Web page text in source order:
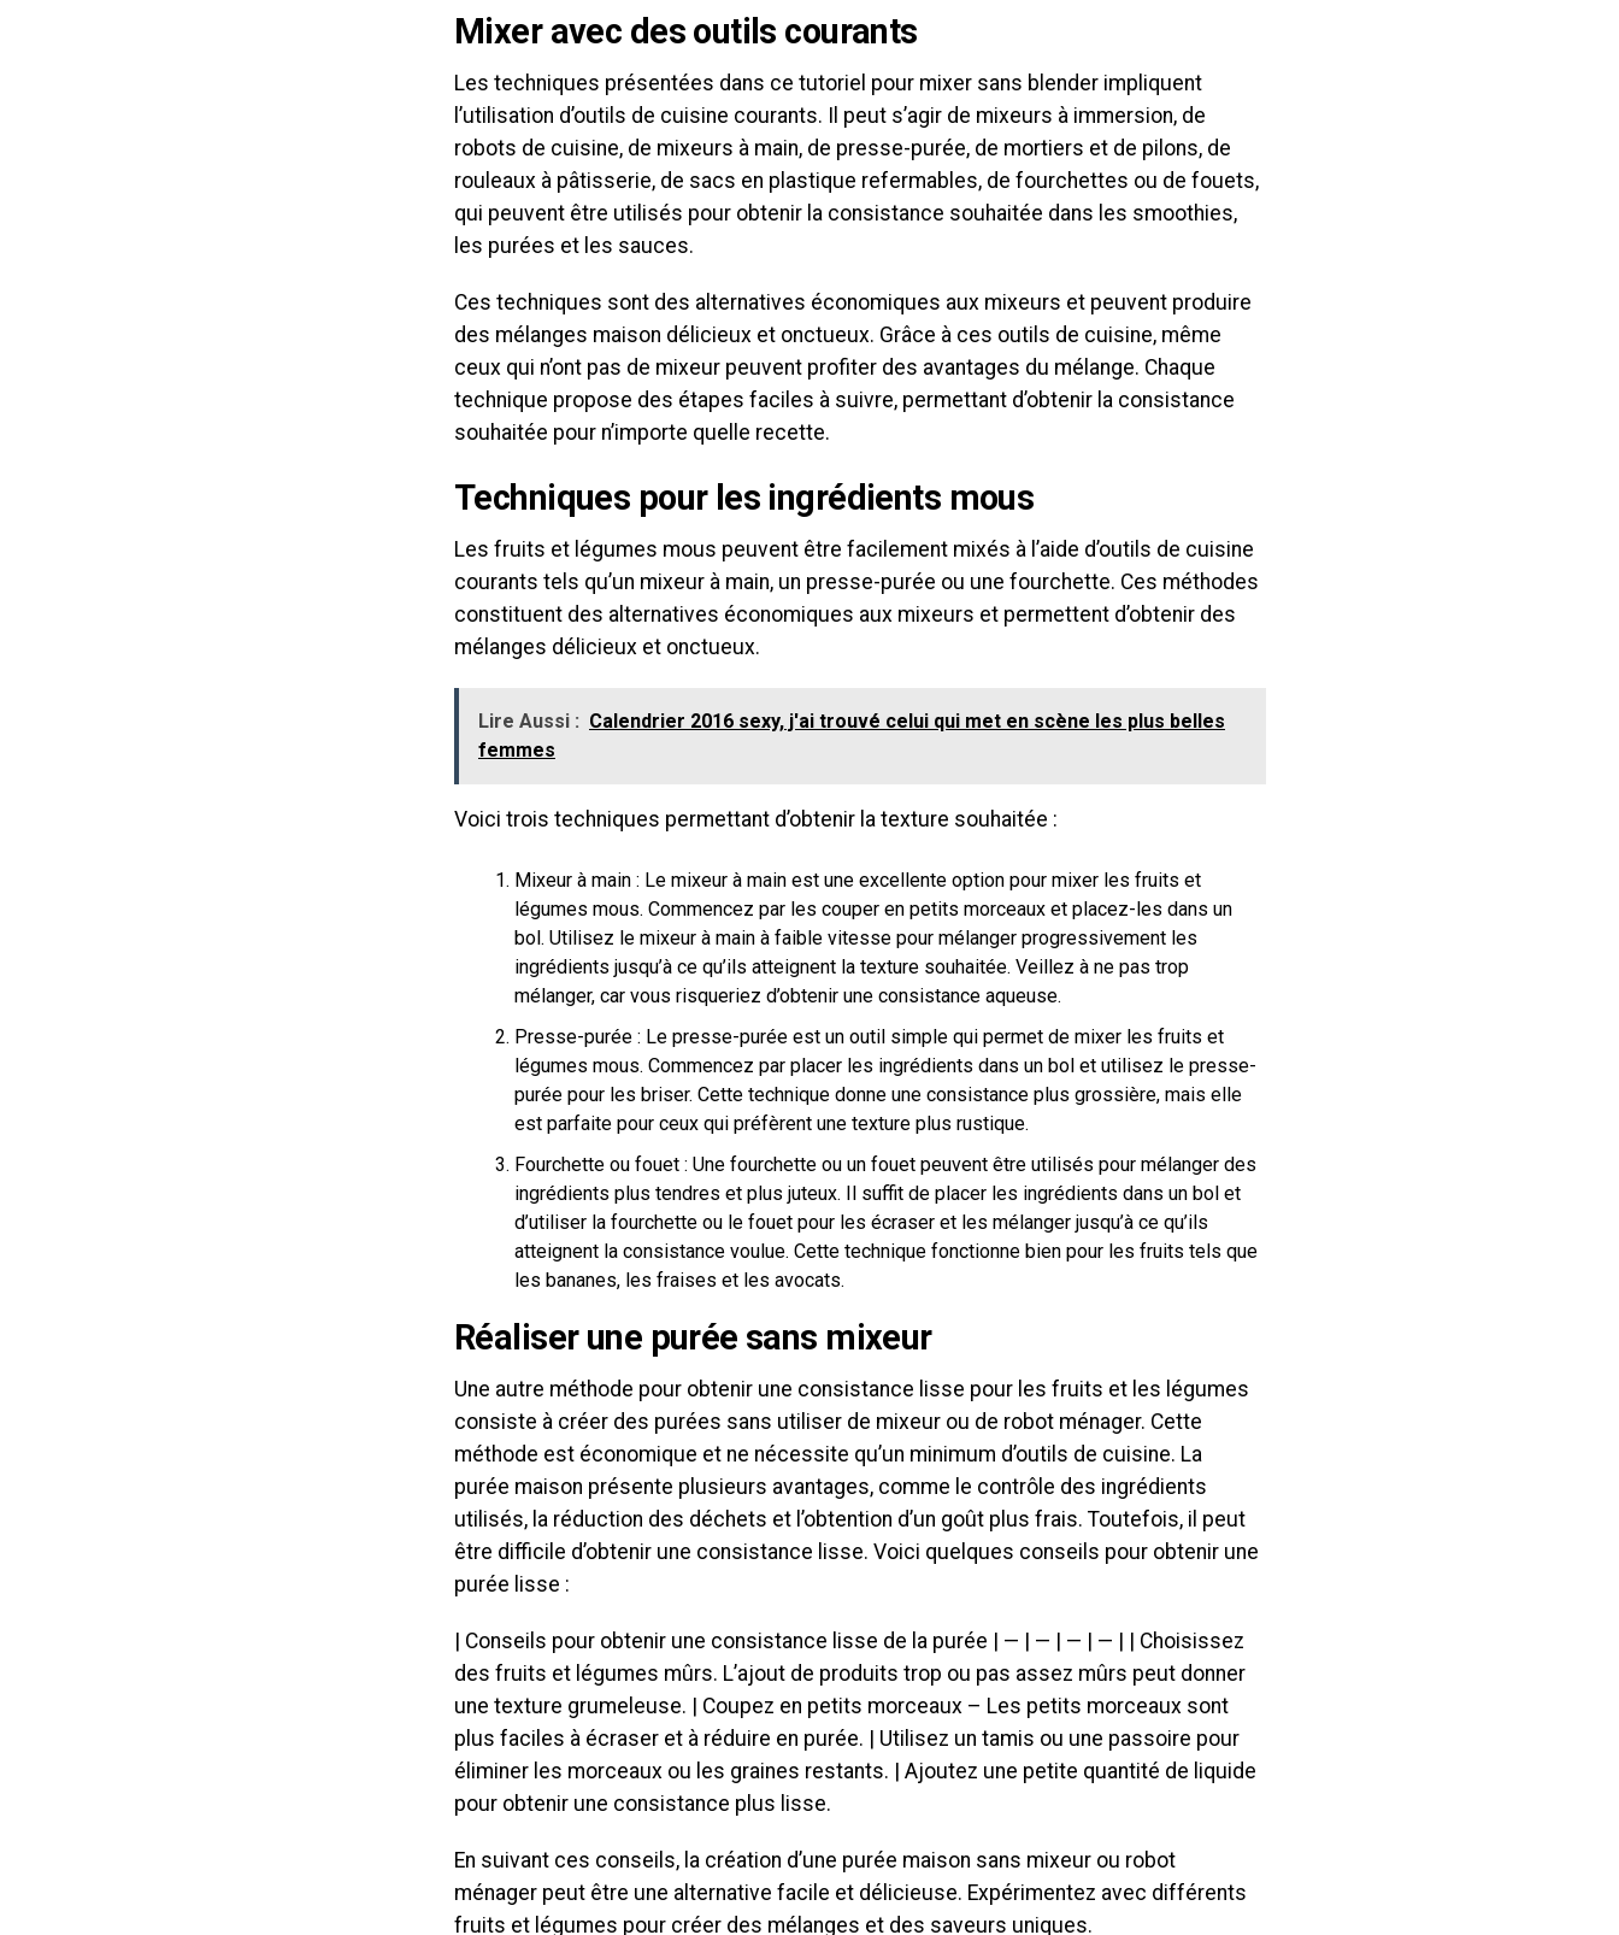
Mixer avec des outils courants
Les techniques présentées dans ce tutoriel pour mixer sans blender impliquent
l’utilisation d’outils de cuisine courants. Il peut s’agir de mixeurs à immersion, de
robots de cuisine, de mixeurs à main, de presse-purée, de mortiers et de pilons, de
rouleaux à pâtisserie, de sacs en plastique refermables, de fourchettes ou de fouets,
qui peuvent être utilisés pour obtenir la consistance souhaitée dans les smoothies,
les purées et les sauces.
Ces techniques sont des alternatives économiques aux mixeurs et peuvent produire
des mélanges maison délicieux et onctueux. Grâce à ces outils de cuisine, même
ceux qui n’ont pas de mixeur peuvent profiter des avantages du mélange. Chaque
technique propose des étapes faciles à suivre, permettant d’obtenir la consistance
souhaitée pour n’importe quelle recette.
Techniques pour les ingrédients mous
Les fruits et légumes mous peuvent être facilement mixés à l’aide d’outils de cuisine
courants tels qu’un mixeur à main, un presse-purée ou une fourchette. Ces méthodes
constituent des alternatives économiques aux mixeurs et permettent d’obtenir des
mélanges délicieux et onctueux.
Lire Aussi : Calendrier 2016 sexy, j'ai trouvé celui qui met en scène les plus belles
femmes
Voici trois techniques permettant d’obtenir la texture souhaitée :
Mixeur à main : Le mixeur à main est une excellente option pour mixer les fruits et
légumes mous. Commencez par les couper en petits morceaux et placez-les dans un
bol. Utilisez le mixeur à main à faible vitesse pour mélanger progressivement les
ingrédients jusqu’à ce qu’ils atteignent la texture souhaitée. Veillez à ne pas trop
mélanger, car vous risqueriez d’obtenir une consistance aqueuse.
Presse-purée : Le presse-purée est un outil simple qui permet de mixer les fruits et
légumes mous. Commencez par placer les ingrédients dans un bol et utilisez le presse-
purée pour les briser. Cette technique donne une consistance plus grossière, mais elle
est parfaite pour ceux qui préfèrent une texture plus rustique.
Fourchette ou fouet : Une fourchette ou un fouet peuvent être utilisés pour mélanger des
ingrédients plus tendres et plus juteux. Il suffit de placer les ingrédients dans un bol et
d’utiliser la fourchette ou le fouet pour les écraser et les mélanger jusqu’à ce qu’ils
atteignent la consistance voulue. Cette technique fonctionne bien pour les fruits tels que
les bananes, les fraises et les avocats.
Réaliser une purée sans mixeur
Une autre méthode pour obtenir une consistance lisse pour les fruits et les légumes
consiste à créer des purées sans utiliser de mixeur ou de robot ménager. Cette
méthode est économique et ne nécessite qu’un minimum d’outils de cuisine. La
purée maison présente plusieurs avantages, comme le contrôle des ingrédients
utilisés, la réduction des déchets et l’obtention d’un goût plus frais. Toutefois, il peut
être difficile d’obtenir une consistance lisse. Voici quelques conseils pour obtenir une
purée lisse :
| Conseils pour obtenir une consistance lisse de la purée | — | — | — | — | | Choisissez
des fruits et légumes mûrs. L’ajout de produits trop ou pas assez mûrs peut donner
une texture grumeleuse. | Coupez en petits morceaux – Les petits morceaux sont
plus faciles à écraser et à réduire en purée. | Utilisez un tamis ou une passoire pour
éliminer les morceaux ou les graines restants. | Ajoutez une petite quantité de liquide
pour obtenir une consistance plus lisse.
En suivant ces conseils, la création d’une purée maison sans mixeur ou robot
ménager peut être une alternative facile et délicieuse. Expérimentez avec différents
fruits et légumes pour créer des mélanges et des saveurs uniques.